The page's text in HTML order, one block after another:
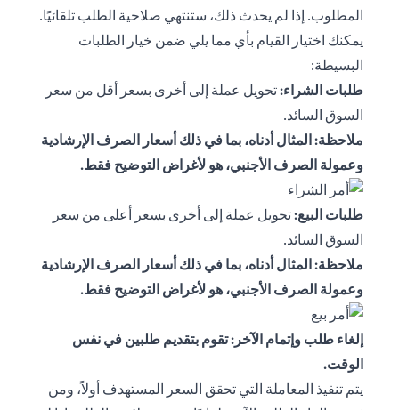
المطلوب. إذا لم يحدث ذلك، ستنتهي صلاحية الطلب تلقائيًا.
يمكنك اختيار القيام بأي مما يلي ضمن خيار الطلبات
البسيطة:
طلبات الشراء:تحويل عملة إلى أخرى بسعر أقل من سعر
السوق السائد.
ملاحظة: المثال أدناه، بما في ذلك أسعار الصرف الإرشادية
وعمولة الصرف الأجنبي، هو لأغراض التوضيح فقط.
طلبات البيع:تحويل عملة إلى أخرى بسعر أعلى من سعر
السوق السائد.
ملاحظة: المثال أدناه، بما في ذلك أسعار الصرف الإرشادية
وعمولة الصرف الأجنبي، هو لأغراض التوضيح فقط.
إلغاء طلب وإتمام الآخر: تقوم بتقديم طلبين في نفس
الوقت.
يتم تنفيذ المعاملة التي تحقق السعر المستهدف أولاً، ومن